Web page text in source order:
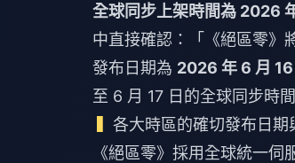
全球同步上架時間為 2026
中直接確認：「《絕區零》
發布日期為 2026 年 6 月 16
至 6 月 17 日的全球同步時間
各大時區的確切發布日期
《絕區零》採用全球統一